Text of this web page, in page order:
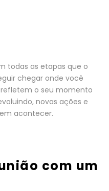
todas as etapas que o
chegar onde você
o seu momento
novas ações e
acontecer.
com um